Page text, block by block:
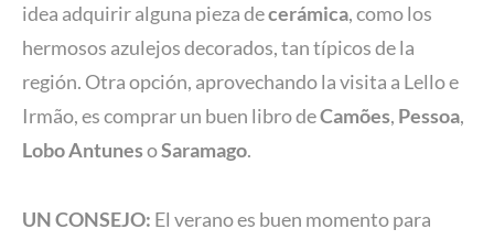
idea adquirir alguna pieza decerámica, como los
hermosos azulejos decorados, tan típicos de la
región. Otra opción, aprovechando la visita a Lello e
Irmão, es comprar un buen libro deCamões, Pessoa,
Lobo AntunesoSaramago.
UN CONSEJO: El verano es buen momento para